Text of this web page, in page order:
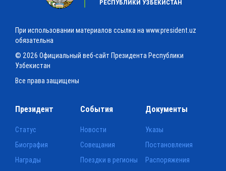
При использовании материалов ссылка на www.president.uz
© 2026 Официальный веб-сайт Президента Республики
Все права защищены
Президент
Статус
Биография
Награды
События
Совещания
Поездки в регионы
Документы
Распоряжения